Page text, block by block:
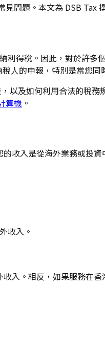
問題。本文為 DSB Tax
得稅。因此，對於許多
人的申報，特別是當您同
以及如何利用合法的稅
算機 。
收入是從海外業務或投
收入。
入。相反，如果服務在